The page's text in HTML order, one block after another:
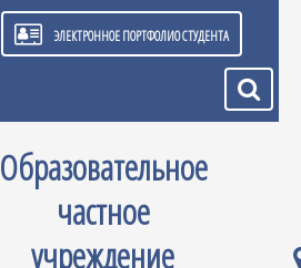
ЭЛЕКТРОННОЕ ПОРТФОЛИО СТУДЕНТА
Образовательное
частное
учреждение